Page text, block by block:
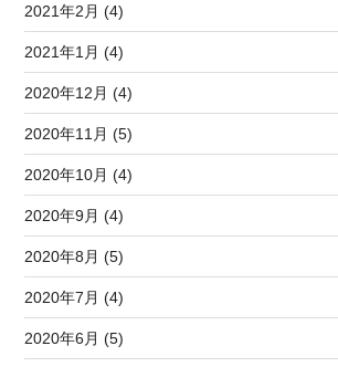
2021年2月 (4)
2021年1月 (4)
2020年12月 (4)
2020年11月 (5)
2020年10月 (4)
2020年9月 (4)
2020年8月 (5)
2020年7月 (4)
2020年6月 (5)